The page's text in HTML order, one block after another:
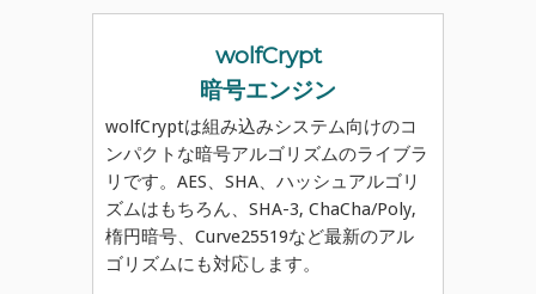
wolfCrypt
暗号エンジン
wolfCryptは組み込みシステム向けのコ
ンパクトな暗号アルゴリズムのライブラ
リです。AES、SHA、ハッシュアルゴリ
ズムはもちろん、SHA-3, ChaCha/Poly,
楕円暗号、Curve25519など最新のアル
ゴリズムにも対応します。